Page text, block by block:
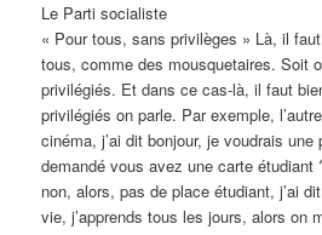
Le Parti socialiste
« Pour tous, sans privilèges » Là, il
tous, comme des mousquetaires. Soit
privilégiés. Et dans ce cas-là, il faut
privilégiés on parle. Par exemple,
cinéma, j’ai dit bonjour, je voudrais une
demandé vous avez une carte étudiant
non, alors, pas de place étudiant, j’ai
vie, j’apprends tous les jours, alors on